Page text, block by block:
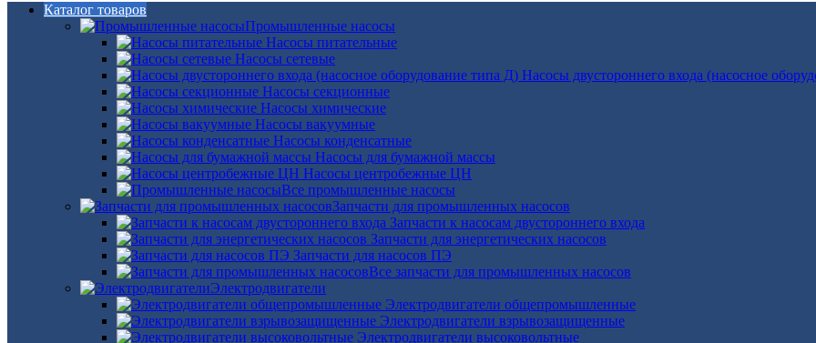
Каталог товаров
Промышленные насосы
Насосы питательные
Насосы сетевые
Насосы двустороннего входа (насосное
Насосы секционные
Насосы химические
Насосы вакуумные
Насосы конденсатные
Насосы для бумажной массы
Насосы центробежные ЦН
Все промышленные насосы
Запчасти для промышленных насосов
Запчасти к насосам двустороннего входа
Запчасти для энергетических насосов
Запчасти для насосов ПЭ
Все запчасти для промышленных насосов
Электродвигатели
Электродвигатели общепромышленные
Электродвигатели взрывозащищенные
Электродвигатели высоковольтные